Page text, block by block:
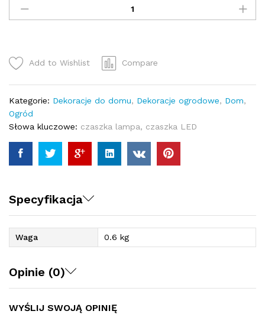
Oczy
LED
[KN-
2462]
quantity
Add to Wishlist Compare
Kategorie: Dekoracje do domu, Dekoracje ogrodowe, Dom,
Ogród
Słowa kluczowe: czaszka lampa, czaszka LED
Specyfikacja
Waga 0.6 kg
Opinie (0)
WYŚLIJ SWOJĄ OPINIĘ